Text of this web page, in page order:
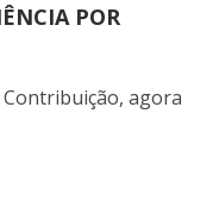
POR
agora